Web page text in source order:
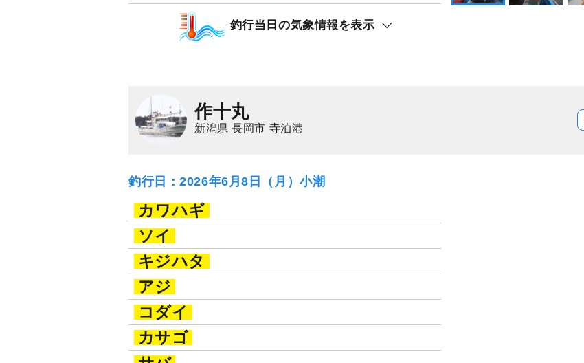
マダイ釣行当日の気象情報を表示
作十丸
新潟県 長岡市 寺泊港
釣行日：2026年6月8日（月）小潮
カワハギ
ソイ
キジハタ
アジ
コダイ
カサゴ